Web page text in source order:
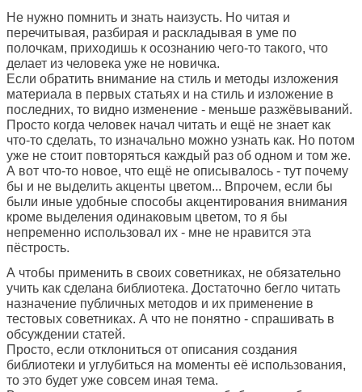
Не нужно помнить и знать наизусть. Но читая и
перечитывая, разбирая и раскладывая в уме по
полочкам, приходишь к осознанию чего-то такого, что
делает из человека уже не новичка.
Если обратить внимание на стиль и методы изложения
материала в первых статьях и на стиль и изложение в
последних, то видно изменение - меньше разжёвываний.
Просто когда человек начал читать и ещё не знает как
что-то сделать, то изначально можно узнать как. Но потом
уже не стоит повторяться каждый раз об одном и том же.
А вот что-то новое, что ещё не описывалось - тут почему
бы и не выделить акценты цветом... Впрочем, если бы
были иные удобные способы акцентирования внимания
кроме выделения одинаковым цветом, то я бы
непременно использовал их - мне не нравится эта
пёстрость.
А чтобы применить в своих советниках, не обязательно
учить как сделана библиотека. Достаточно бегло читать
назначение публичных методов и их применение в
тестовых советниках. А что не понятно - спрашивать в
обсуждении статей.
Просто, если отклониться от описания создания
библиотеки и углубиться на моменты её использования,
то это будет уже совсем иная тема.